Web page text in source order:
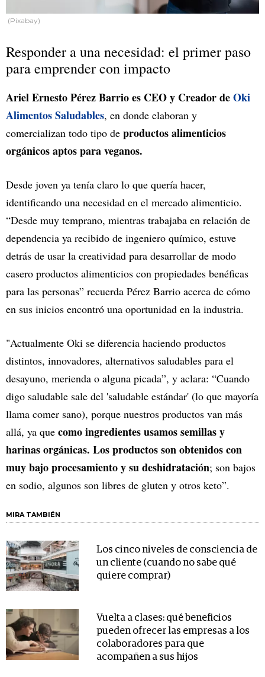
(Pixabay)
Responder a una necesidad: el primer paso
para emprender con impacto
Ariel Ernesto Pérez Barrio es CEO y Creador deOki
Alimentos Saludables, en donde elaboran y
comercializan todo tipo de productos alimenticios
orgánicos aptos para veganos.
Desde joven ya tenía claro lo que quería hacer,
identificando una necesidad en el mercado alimenticio.
“Desde muy temprano, mientras trabajaba en relación de
dependencia ya recibido de ingeniero químico, estuve
detrás de usar la creatividad para desarrollar de modo
casero productos alimenticios con propiedades benéficas
para las personas” recuerda Pérez Barrio acerca de cómo
en sus inicios encontró una oportunidad en la industria.
"Actualmente Oki se diferencia haciendo productos
distintos, innovadores, alternativos saludables para el
desayuno, merienda o alguna picada”, y aclara: “Cuando
digo saludable sale del 'saludable estándar' (lo que mayoría
llama comer sano), porque nuestros productos van más
allá, ya que como ingredientes usamos semillas y
harinas orgánicas. Los productos son obtenidos con
muy bajo procesamiento y su deshidratación; son bajos
en sodio, algunos son libres de gluten y otros keto”.
MIRA TAMBIÉN
Los cinco niveles de consciencia de
un cliente (cuando no sabe qué
quiere comprar)
Vuelta a clases: qué beneficios
pueden ofrecer las empresas a los
colaboradores para que
acompañen a sus hijos